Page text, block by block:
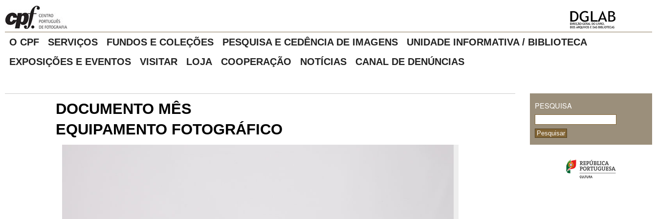
O CPF SERVIÇOS FUNDOS E COLEÇÕES PESQUISA E CEDÊNCIA DE IMAGENS
UNIDADE INFORMATIVA / BIBLIOTECA
EXPOSIÇÕES E EVENTOS
VISITAR LOJA COOPERAÇÃO NOTÍCIAS CANAL DE DENÚNCIAS
DOCUMENTO MÊS
EQUIPAMENTO FOTOGRÁFICO
PESQUISA